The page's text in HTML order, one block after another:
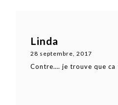
Linda
28 septembre, 2017
Contre…. je trouve que ca